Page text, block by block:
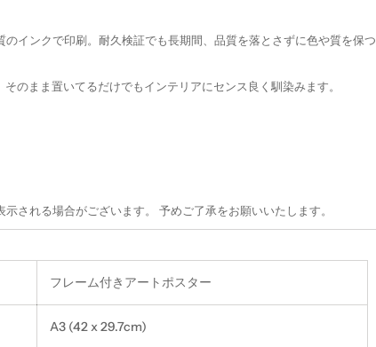
インクで印刷。耐久検証でも長期間、品質を落とさずに色や質を保つ
のまま置いてるだけでもインテリアにセンス良く馴染みます。
される場合がございます。 予めご了承をお願いいたします。
フレーム付きアートポスター
A3 (42 x 29.7cm)